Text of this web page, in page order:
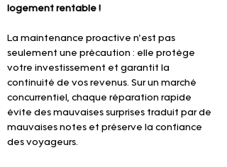
logement rentable !
La maintenance proactive n’est pas
seulement une précaution : elle protège
votre investissement et garantit la
continuité de vos revenus. Sur un marché
concurrentiel, chaque réparation rapide
évite des mauvaises surprises traduit par de
mauvaises notes et préserve la confiance
des voyageurs.